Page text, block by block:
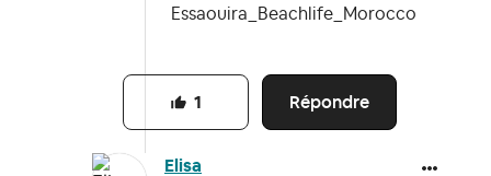
Essaouira_Beachlife_Morocco
Répondre
1
Elisa